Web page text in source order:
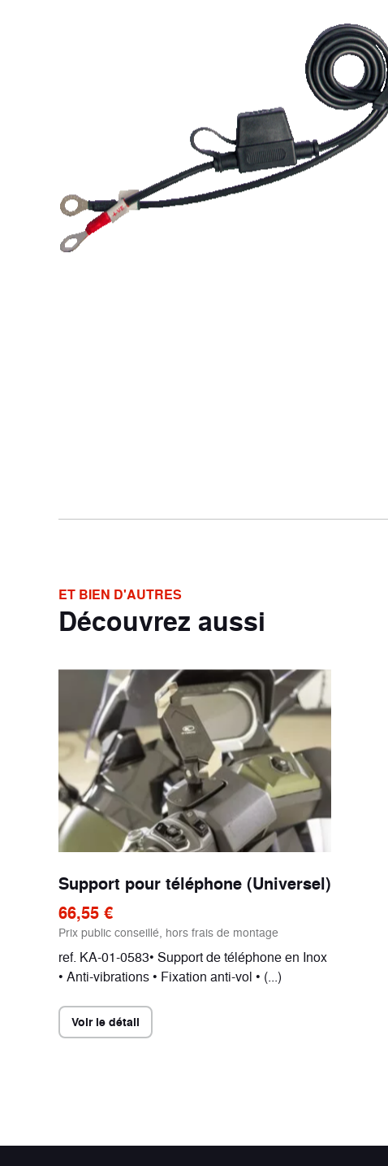
Confort
10 véhicules
ET BIEN D'AUTRES
Découvrez aussi
Support pour téléphone (Universel)
66,55 €
Prix public conseillé, hors frais de montage
ref. KA-01-0583• Support de téléphone en Inox
• Anti-vibrations • Fixation anti-vol • (...)
Voir le détail